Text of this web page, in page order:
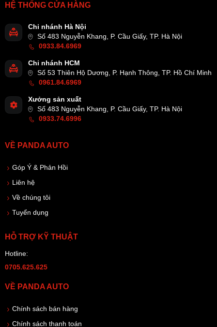
HỆ THỐNG CỬA HÀNG
Chi nhánh Hà Nội
Số 483 Nguyễn Khang, P. Cầu Giấy, TP. Hà Nội
0933.84.6969
Chi nhánh HCM
Số 53 Thiên Hộ Dương, P. Hạnh Thông, TP. Hồ Chí Minh
0961.84.6969
Xưởng sản xuất
Số 483 Nguyễn Khang, P. Cầu Giấy, TP. Hà Nội
0933.74.6996
VỀ PANDA AUTO
Góp Ý & Phản Hồi
Liên hệ
Về chúng tôi
Tuyển dụng
HỖ TRỢ KỸ THUẬT
Hotline:
0705.625.625
VỀ PANDA AUTO
Chính sách bán hàng
Chính sách thanh toán